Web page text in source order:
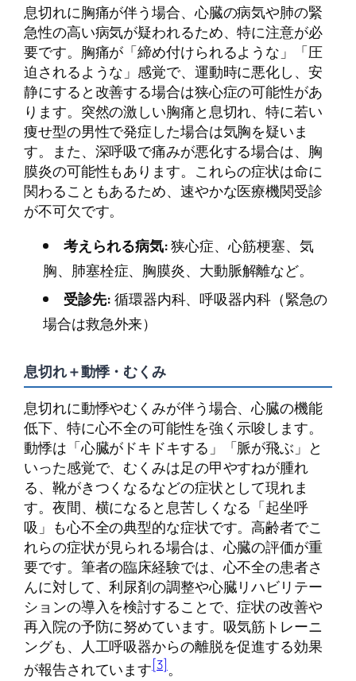
息切れに胸痛が伴う場合、心臓の病気や肺の緊
急性の高い病気が疑われるため、特に注意が必
要です。胸痛が「締め付けられるような」「圧
迫されるような」感覚で、運動時に悪化し、安
静にすると改善する場合は狭心症の可能性があ
ります。突然の激しい胸痛と息切れ、特に若い
痩せ型の男性で発症した場合は気胸を疑いま
す。また、深呼吸で痛みが悪化する場合は、胸
膜炎の可能性もあります。これらの症状は命に
関わることもあるため、速やかな医療機関受診
が不可欠です。
考えられる病気:狭心症、心筋梗塞、気
胸、肺塞栓症、胸膜炎、大動脈解離など。
受診先:循環器内科、呼吸器内科（緊急の
場合は救急外来）
息切れ＋動悸・むくみ
息切れに動悸やむくみが伴う場合、心臓の機能
低下、特に心不全の可能性を強く示唆します。
動悸は「心臓がドキドキする」「脈が飛ぶ」と
いった感覚で、むくみは足の甲やすねが腫れ
る、靴がきつくなるなどの症状として現れま
す。夜間、横になると息苦しくなる「起坐呼
吸」も心不全の典型的な症状です。高齢者でこ
れらの症状が見られる場合は、心臓の評価が重
要です。筆者の臨床経験では、心不全の患者さ
んに対して、利尿剤の調整や心臓リハビリテー
ションの導入を検討することで、症状の改善や
再入院の予防に努めています。吸気筋トレーニ
ングも、人工呼吸器からの離脱を促進する効果
が報告されています[3]。